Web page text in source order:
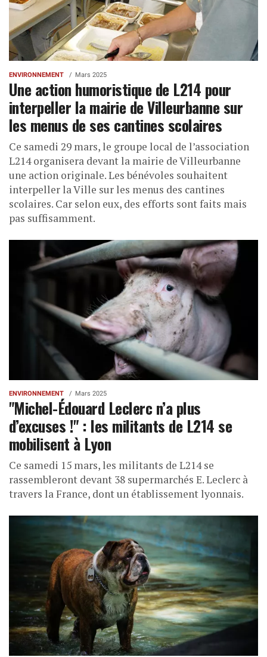
ENVIRONNEMENT Mars 2025
Une action humoristique de L214 pour
interpeller la mairie de Villeurbanne sur
les menus de ses cantines scolaires
Ce samedi 29 mars, le groupe local de l’association
L214 organisera devant la mairie de Villeurbanne
une action originale. Les bénévoles souhaitent
interpeller la Ville sur les menus des cantines
scolaires. Car selon eux, des efforts sont faits mais
pas suffisamment.
ENVIRONNEMENT Mars 2025
"Michel-Édouard Leclerc n’a plus
d’excuses !" : les militants de L214 se
mobilisent à Lyon
Ce samedi 15 mars, les militants de L214 se
rassembleront devant 38 supermarchés E. Leclerc à
travers la France, dont un établissement lyonnais.